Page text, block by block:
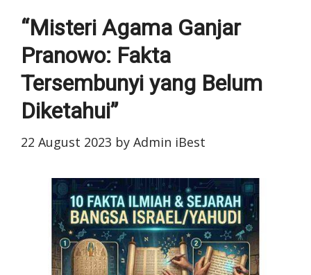
“Misteri Agama Ganjar
Pranowo: Fakta
Tersembunyi yang Belum
Diketahui”
22 August 2023 by Admin iBest